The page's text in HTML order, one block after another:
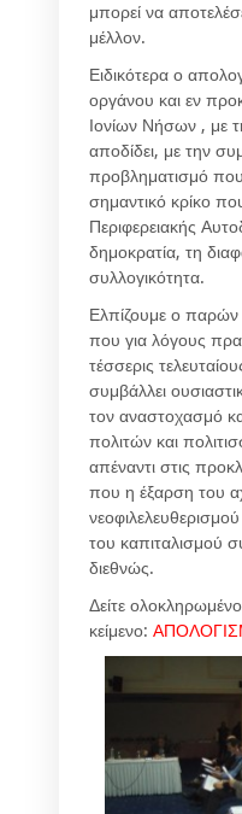
μπορεί να
μέλλον.
Ειδικότερα ο
οργάνου και εν
Ιονίων Νήσων , με
αποδίδει, με την
προβληματισμό
σημαντικό κρίκο
Περιφερειακής
δημοκρατία, τη
συλλογικότητα.
Ελπίζουμε ο
που για λόγους
τέσσερις
συμβάλλει
τον αναστοχασμό
πολιτών και
απέναντι στις
που η έξαρση του
του καπιταλισμού
διεθνώς.
Δείτε
κείμενο: